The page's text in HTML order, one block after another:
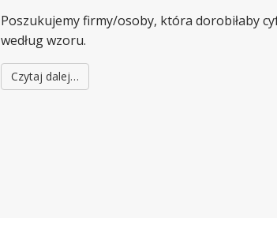
Poszukujemy firmy/osoby, która dorobiłaby
według wzoru.
Czytaj dalej…